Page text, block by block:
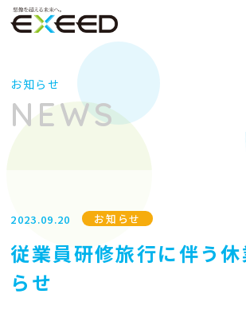
お知らせ
NEWS
2023.09.20 お知らせ
従業員研修旅行に伴う
らせ